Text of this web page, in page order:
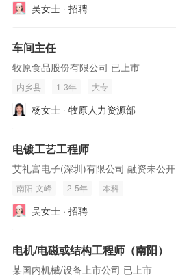
吴女士 · 招聘
车间主任
牧原食品股份有限公司 已上市
内乡县 1-3年 大专
杨女士 · 牧原人力资源部
电镀工艺工程师
艾礼富电子(深圳)有限公司 融资未公开
南阳-文峰 2-5年 本科
吴女士 · 招聘
电机/电磁或结构工程师（南阳）
某国内机械/设备上市公司 已上市